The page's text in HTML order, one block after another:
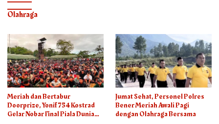
Olahraga
Meriah dan Bertabur
Doorprize, Yonif 754 Kostrad
Gelar Nobar Final Piala Dunia
Jumat Sehat, Personel Polres
Bener Meriah Awali Pagi
dengan Olahraga Bersama